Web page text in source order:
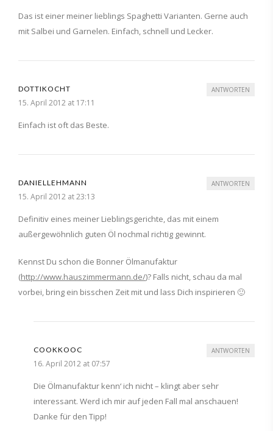
Das ist einer meiner lieblings Spaghetti Varianten. Gerne auch
mit Salbei und Garnelen. Einfach, schnell und Lecker.
DOTTIKOCHT
15. April 2012 at 17:11
Einfach ist oft das Beste.
ANTWORTEN
DANIELLEHMANN
15. April 2012 at 23:13
Definitiv eines meiner Lieblingsgerichte, das mit einem
außergewöhnlich guten Öl nochmal richtig gewinnt.
Kennst Du schon die Bonner Ölmanufaktur
(http://www.hauszimmermann.de/)? Falls nicht, schau da mal
vorbei, bring ein bisschen Zeit mit und lass Dich inspirieren 🙂
ANTWORTEN
COOKKOOC
16. April 2012 at 07:57
Die Ölmanufaktur kenn‘ ich nicht – klingt aber sehr
interessant. Werd ich mir auf jeden Fall mal anschauen!
Danke für den Tipp!
ANTWORTEN